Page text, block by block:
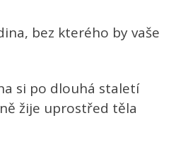
bez kterého by vaše
si po dlouhá staletí
žije uprostřed těla